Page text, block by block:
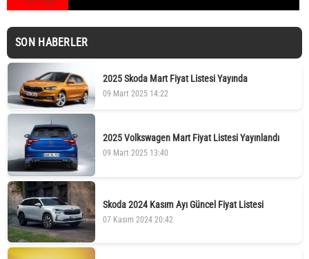
SON HABERLER
2025 Skoda Mart Fiyat Listesi Yayında
09 Mart 2025 14:22
2025 Volkswagen Mart Fiyat Listesi Yayınlandı
09 Mart 2025 13:40
Skoda 2024 Kasım Ayı Güncel Fiyat Listesi
07 Kasım 2024 20:42